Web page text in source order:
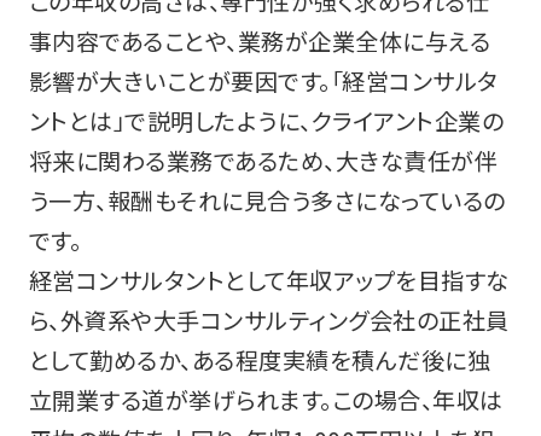
事内容であることや、業務が企業全体に与える
影響が大きいことが要因です。「経営コンサルタ
ントとは」で説明したように、クライアント企業の
将来に関わる業務であるため、大きな責任が伴
う一方、報酬もそれに見合う多さになっているの
です。
経営コンサルタントとして年収アップを目指すな
ら、外資系や大手コンサルティング会社の正社員
として勤めるか、ある程度実績を積んだ後に独
立開業する道が挙げられます。この場合、年収は